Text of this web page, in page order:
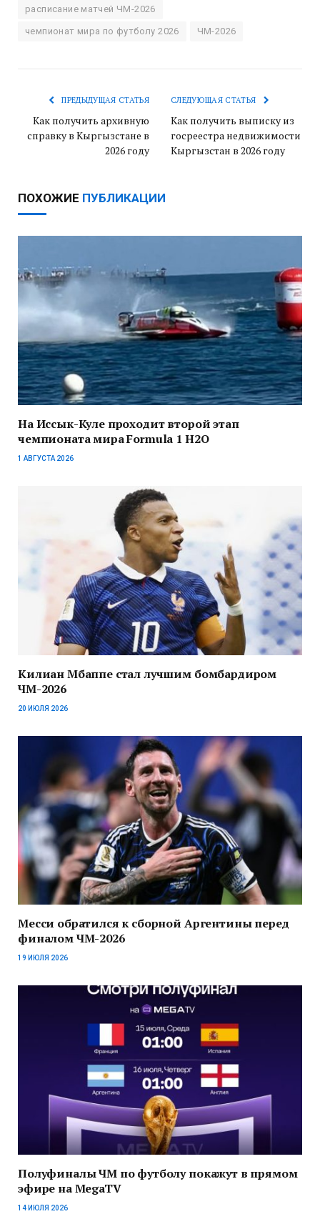
расписание матчей ЧМ-2026
чемпионат мира по футболу 2026 ЧМ-2026
ПРЕДЫДУЩАЯ СТАТЬЯ
Как получить архивную
справку в Кыргызстане в
2026 году
СЛЕДУЮЩАЯ СТАТЬЯ
Как получить выписку из
госреестра недвижимости
Кыргызстан в 2026 году
ПОХОЖИЕ ПУБЛИКАЦИИ
На Иссык-Куле проходит второй этап
чемпионата мира Formula 1 H2O
1 АВГУСТА 2026
Килиан Мбаппе стал лучшим бомбардиром
ЧМ-2026
20 ИЮЛЯ 2026
Месси обратился к сборной Аргентины перед
финалом ЧМ-2026
19 ИЮЛЯ 2026
Полуфиналы ЧМ по футболу покажут в прямом
эфире на MegaTV
14 ИЮЛЯ 2026